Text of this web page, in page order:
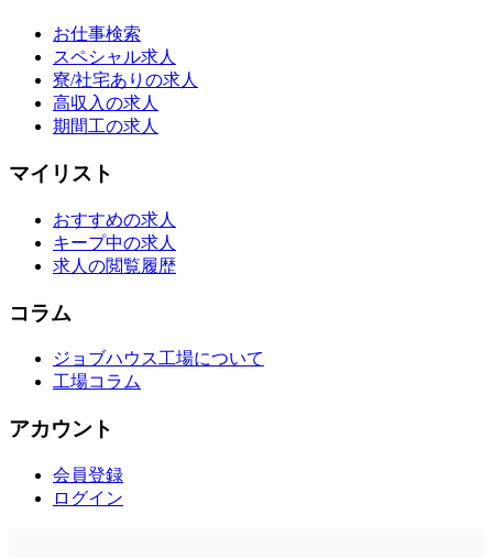
お仕事検索
スペシャル求人
寮/社宅ありの求人
高収入の求人
期間工の求人
マイリスト
おすすめの求人
キープ中の求人
求人の閲覧履歴
コラム
ジョブハウス工場について
工場コラム
アカウント
会員登録
ログイン